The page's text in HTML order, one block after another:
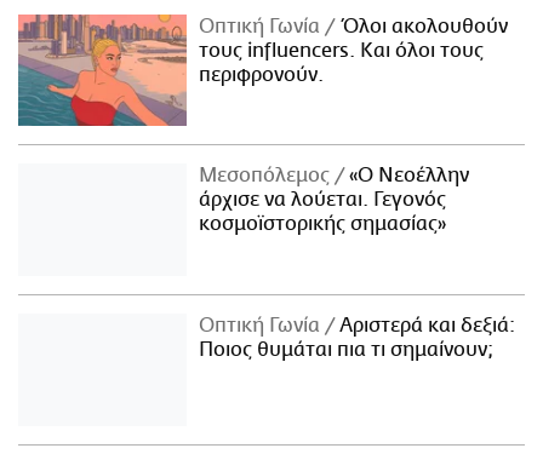
Οπτική Γωνία
Όλοι ακολουθούν
τους influencers. Και όλοι τους
περιφρονούν.
Μεσοπόλεμος
«Ο Νεοέλλην
άρχισε να λούεται. Γεγονός
κοσμοϊστορικής σημασίας»
Οπτική Γωνία
Αριστερά και δεξιά:
Ποιος θυμάται πια τι σημαίνουν;